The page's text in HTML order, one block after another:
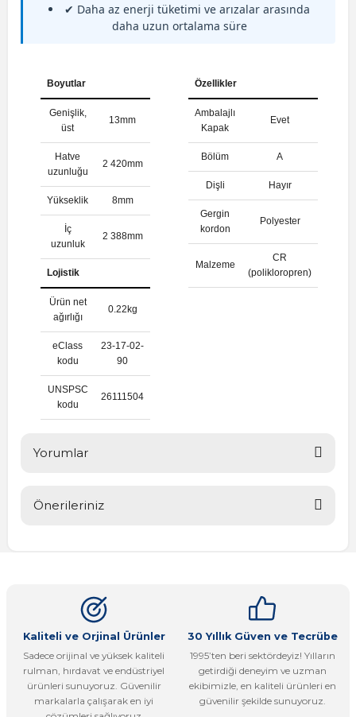
✔ Daha az enerji tüketimi ve arızalar arasında
daha uzun ortalama süre
Boyutlar
Genişlik,
üst
13mm
Hatve
uzunluğu
2 420mm
Yükseklik 8mm
İç
uzunluk
2 388mm
Lojistik
Ürün net
ağırlığı
0.22kg
eClass
kodu
23-17-02-
90
UNSPSC
kodu
26111504
Özellikler
Ambalajlı
Kapak
Evet
Bölüm A
Dişli Hayır
Gergin
kordon
Polyester
Malzeme
CR
(polikloropren)
Yorumlar
Önerileriniz
Görüş ve önerileriniz için teşekkür ederiz.
Ürün resmi kalitesiz, bozuk veya görüntülenemiyor.
Ürün açıklamasında eksik bilgiler bulunuyor.
Ürün bilgilerinde hatalar bulunuyor.
Ürün fiyatı diğer sitelerden daha pahalı.
Kaliteli ve Orjinal Ürünler
Sadece orijinal ve yüksek kaliteli
rulman, hırdavat ve endüstriyel
ürünleri sunuyoruz. Güvenilir
markalarla çalışarak en iyi
30 Yıllık Güven ve Tecrübe
1995’ten beri sektördeyiz! Yılların
getirdiği deneyim ve uzman
ekibimizle, en kaliteli ürünleri en
güvenilir şekilde sunuyoruz.